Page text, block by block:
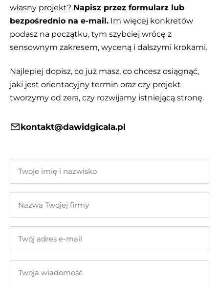
własny projekt? Napisz przez formularz lub
bezpośrednio na e-mail. Im więcej konkretów
podasz na początku, tym szybciej wrócę z
sensownym zakresem, wyceną i dalszymi krokami.
Najlepiej dopisz, co już masz, co chcesz osiągnąć,
jaki jest orientacyjny termin oraz czy projekt
tworzymy od zera, czy rozwijamy istniejącą stronę.
kontakt@dawidgicala.pl
nazwisko
mail
wiadomość